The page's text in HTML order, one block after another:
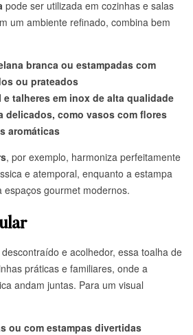
pode ser utilizada em cozinhas e salas
um ambiente refinado, combina bem
branca ou estampadas com
ou prateados
talheres em inox de alta qualidade
delicados, como vasos com flores
aromáticas
, por exemplo, harmoniza perfeitamente
e atemporal, enquanto a estampa
espaços gourmet modernos.
e acolhedor, essa toalha de
práticas e familiares, onde a
andam juntas. Para um visual
ou com estampas divertidas